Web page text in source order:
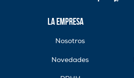
La Empresa
Nosotros
Novedades